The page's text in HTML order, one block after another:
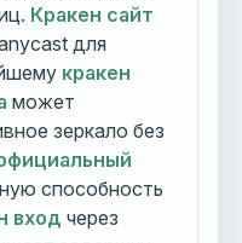
Кракен сайт
для
кракен
может
зеркало без
способность
вход через